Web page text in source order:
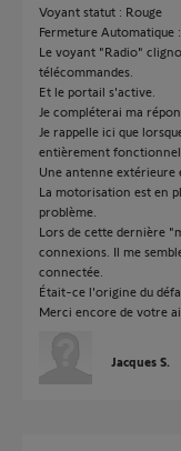
Voyant statut : Rouge
Fermeture Automatique
Le voyant "Radio"
télécommandes.
Et le portail s'active.
Je compléterai ma
Je rappelle ici que
entièrement fonctionnel
Une antenne extérieure
La motorisation est en
problème.
Lors de cette dernière
connexions. Il me
connectée.
Était-ce l'origine du
Merci encore de votre
Jacques S.